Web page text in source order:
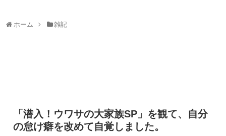
ホーム 雑記
「潜入！ウワサの大家族SP」を観て、自分
の怠け癖を改めて自覚しました。